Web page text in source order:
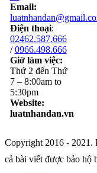
Email:
Điện thoại:
02462.587.666
/0966.498.666
Giờ làm việc:
Thứ 2 đến Thứ
7 – 8:00am to
5:30pm
Website:
luatnhandan.vn
Copyright 2016 -
cả bài viết được bảo hộ